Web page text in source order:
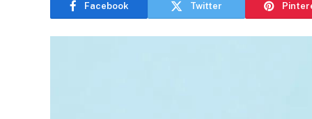
Facebook Twitter